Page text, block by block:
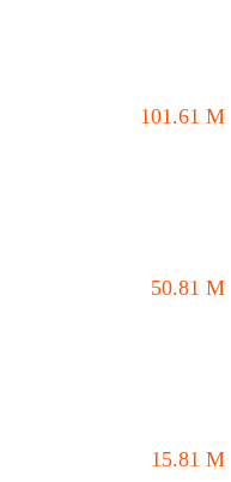
101.61 M
50.81 M
15.81 M